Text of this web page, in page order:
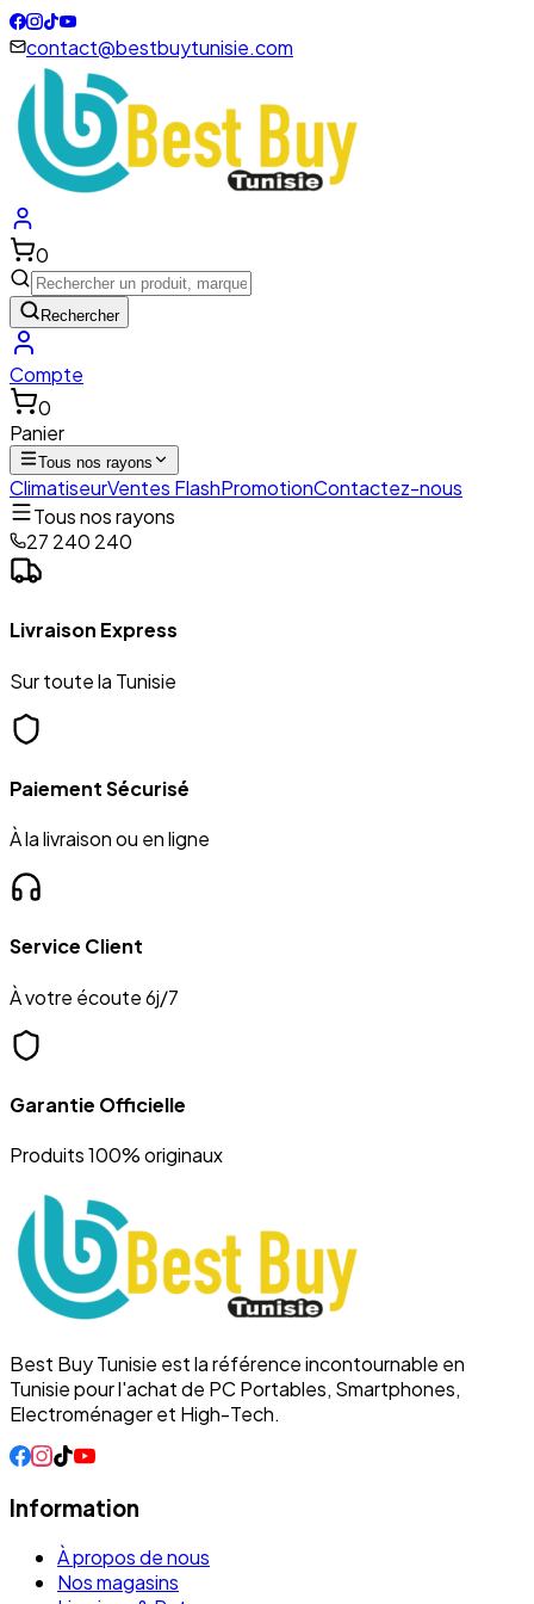
contact@bestbuytunisie.com
0
Rechercher
Compte
0
Panier
Tous nos rayons
ClimatiseurVentes FlashPromotionContactez-nous
Tous nos rayons
27 240 240
Livraison Express
Sur toute la Tunisie
Paiement Sécurisé
À la livraison ou en ligne
Service Client
À votre écoute 6j/7
Garantie Officielle
Produits 100% originaux
Best Buy Tunisie est la référence incontournable en
Tunisie pour l'achat de PC Portables, Smartphones,
Electroménager et High-Tech.
Information
À propos de nous
Nos magasins